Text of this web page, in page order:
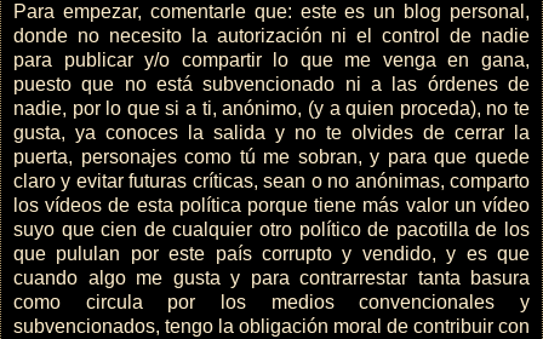
Para empezar, comentarle que: este es un blog personal,
donde no necesito la autorización ni el control de nadie
para publicar y/o compartir lo que me venga en gana,
puesto que no está subvencionado ni a las órdenes de
nadie, por lo que si a ti, anónimo, (y a quien proceda), no te
gusta, ya conoces la salida y no te olvides de cerrar la
puerta, personajes como tú me sobran, y para que quede
claro y evitar futuras críticas, sean o no anónimas, comparto
los vídeos de esta política porque tiene más valor un vídeo
suyo que cien de cualquier otro político de pacotilla de los
que pululan por este país corrupto y vendido, y es que
cuando algo me gusta y para contrarrestar tanta basura
como circula por los medios convencionales y
subvencionados, tengo la obligación moral de contribuir con